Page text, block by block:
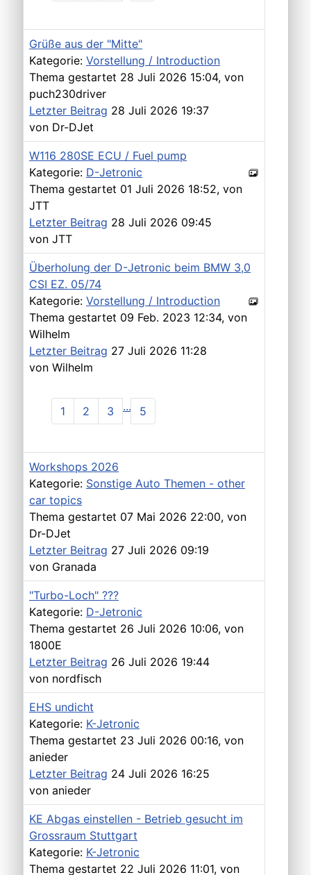
Grüße aus der "Mitte"
Kategorie: Vorstellung / Introduction
Thema gestartet 28 Juli 2026 15:04, von
puch230driver
Letzter Beitrag 28 Juli 2026 19:37
von Dr-DJet
W116 280SE ECU / Fuel pump
Kategorie: D-Jetronic
Thema gestartet 01 Juli 2026 18:52, von
JTT
Letzter Beitrag 28 Juli 2026 09:45
von JTT
Überholung der D-Jetronic beim BMW 3,0
CSI EZ. 05/74
Kategorie: Vorstellung / Introduction
Thema gestartet 09 Feb. 2023 12:34, von
Wilhelm
Letzter Beitrag 27 Juli 2026 11:28
von Wilhelm
1 2 3 ... 5
Workshops 2026
Kategorie: Sonstige Auto Themen - other
car topics
Thema gestartet 07 Mai 2026 22:00, von
Dr-DJet
Letzter Beitrag 27 Juli 2026 09:19
von Granada
"Turbo-Loch" ???
Kategorie: D-Jetronic
Thema gestartet 26 Juli 2026 10:06, von
1800E
Letzter Beitrag 26 Juli 2026 19:44
von nordfisch
EHS undicht
Kategorie: K-Jetronic
Thema gestartet 23 Juli 2026 00:16, von
anieder
Letzter Beitrag 24 Juli 2026 16:25
von anieder
KE Abgas einstellen - Betrieb gesucht im
Grossraum Stuttgart
Kategorie: K-Jetronic
Thema gestartet 22 Juli 2026 11:01, von